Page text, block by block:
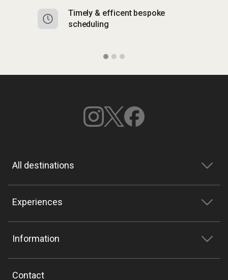
Timely & efficent bespoke
scheduling
All destinations
Experiences
Information
Contact